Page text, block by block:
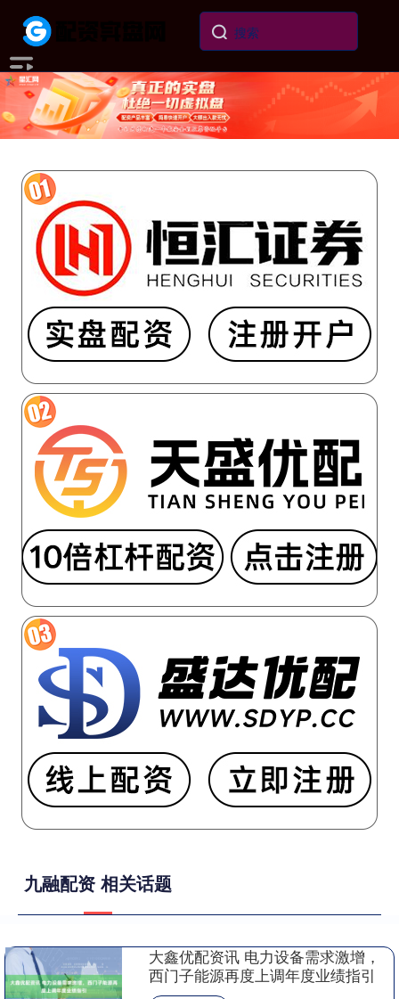
九融配资 相关话题
大鑫优配资讯 电力设备需求激增，
西门子能源再度上调年度业绩指引